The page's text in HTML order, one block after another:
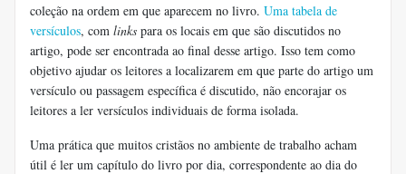
coleção na ordem em que aparecem no livro. Uma tabela de
versículos, com links para os locais em que são discutidos no
artigo, pode ser encontrada ao final desse artigo. Isso tem como
objetivo ajudar os leitores a localizarem em que parte do artigo um
versículo ou passagem específica é discutido, não encorajar os
leitores a ler versículos individuais de forma isolada.
Uma prática que muitos cristãos no ambiente de trabalho acham
útil é ler um capítulo do livro por dia, correspondente ao dia do